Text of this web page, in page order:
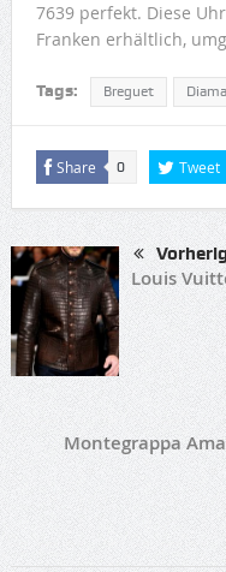
7639 perfekt. Diese
Franken erhältlich,
Tags: Breguet
Share 0 Tweet
Louis
Montegrappa